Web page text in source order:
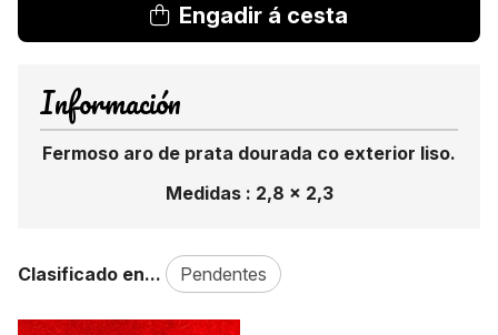
Engadir á cesta
Información
Fermoso aro de prata dourada co exterior liso.
Medidas : 2,8 x 2,3
Clasificado en... Pendentes